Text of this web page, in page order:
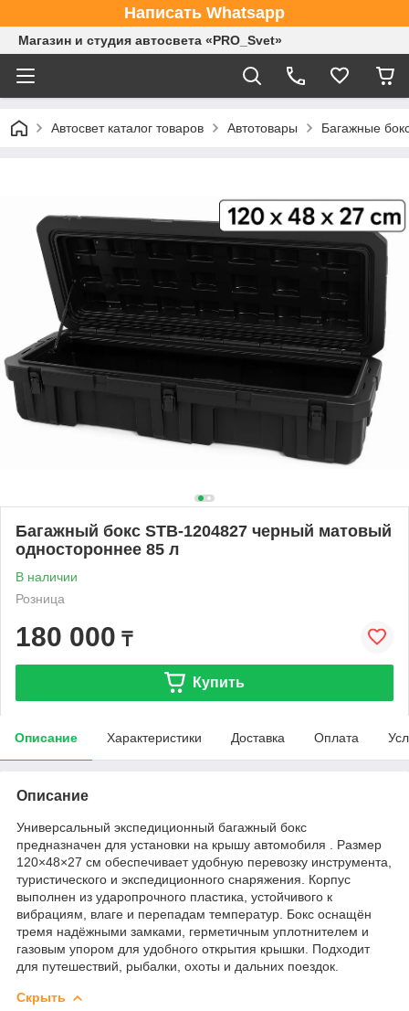
Написать Whatsapp
Магазин и студия автосвета «PRO_Svet»
Автосвет каталог товаров Автотовары Багажные
Багажный бокс STB-1204827 черный матовый
одностороннее 85 л
В наличии
Розница
180 000 ₸
Купить
Описание Характеристики Доставка Оплата
Описание
Универсальный экспедиционный багажный бокс
предназначен для установки на крышу автомобиля . Размер
120×48×27 см обеспечивает удобную перевозку инструмента,
туристического и экспедиционного снаряжения. Корпус
выполнен из ударопрочного пластика, устойчивого к
вибрациям, влаге и перепадам температур. Бокс оснащён
тремя надёжными замками, герметичным уплотнителем и
газовым упором для удобного открытия крышки. Подходит
для путешествий, рыбалки, охоты и дальних поездок.
Скрыть